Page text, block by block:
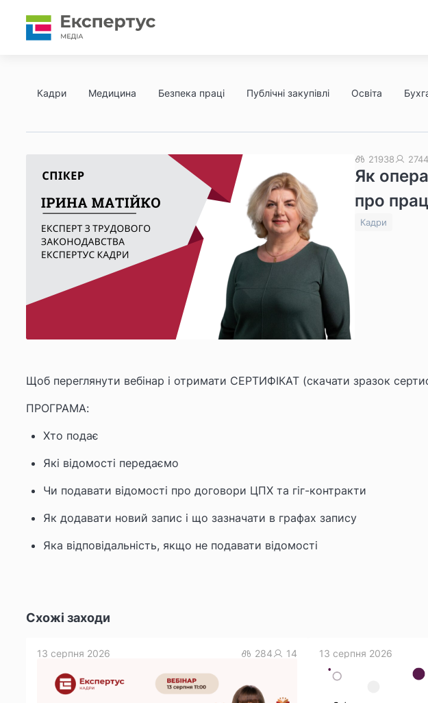
Кадри Медицина Безпека праці Публічні закупівлі Освіта
Як
про
21938 2744
Кадри
Щоб переглянути вебінар і отримати СЕРТИФІКАТ (скачати зразок
ПРОГРАМА:
Хто подає
Які відомості передаємо
Чи подавати відомості про договори ЦПХ та гіг-контракти
Як додавати новий запис і що зазначати в графах запису
Яка відповідальність, якщо не подавати відомості
Схожі заходи
13 серпня 2026 284 14 13 серпня 2026